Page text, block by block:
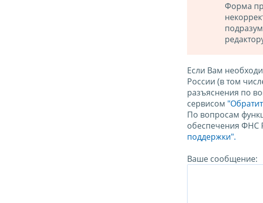
Форма
Если Вам
России (в том
разъяснения по
сервисом
По вопросам
обеспечения ФНС
поддержки".
Ваше сообщение: